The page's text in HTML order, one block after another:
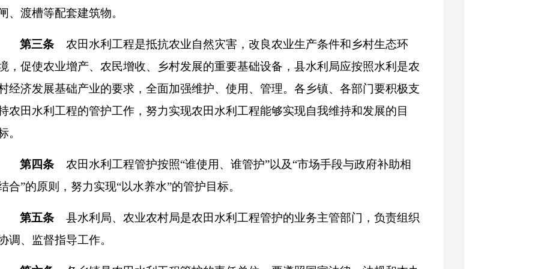
、渡槽等配套建筑物。
第三条 农田 水利工程是抵抗农业自然灾害，改良农业生产条件和乡村生态环
，促使农业增产、农民增收、乡村发展的重要基础设备， 县水利局应按照水利是农
经济发展基础产业的要求，全面加强维护、使用、 管理。各乡镇、各部门要积极支
农田 水利工程的管护工作，努力实现农田 水利工程能够实现自我维持和发展的目
。
第四条 农田 水利工程管护按照“谁使用 、谁管护”以及“市场手段与政府补助相
合”的原则 ， 努力实现“以水养水”的管护目标。
第五条 县水利局、农业农村局是农田 水利工程管护的业务主管部门，负责组织
调、监督指导工作。